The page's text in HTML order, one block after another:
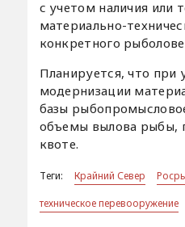
с учетом наличия или
материально-
конкретного
Планируется, что при
модернизации
базы
объемы вылова рыбы,
квоте.
Теги: Крайний Север
техническое перевооружение